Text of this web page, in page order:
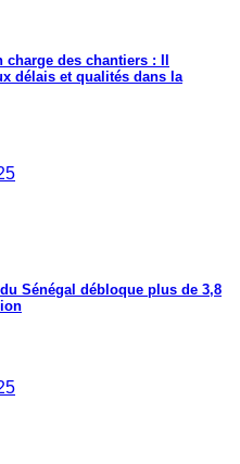
des chantiers : Il
délais et qualités dans la
Sénégal débloque plus de 3,8